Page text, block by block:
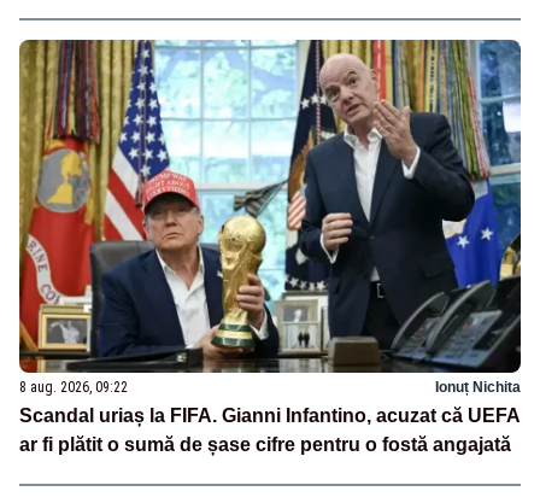
8 aug. 2026, 09:22 Ionuț Nichita
Scandal uriaș la FIFA. Gianni Infantino, acuzat că UEFA
ar fi plătit o sumă de șase cifre pentru o fostă angajată